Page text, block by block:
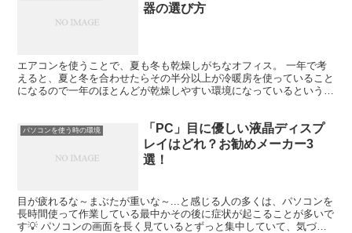
器の選び方
エアコンを使うことで、夏も冬も乾燥しがちなオフィス。 一年で考
えると、夏と冬を合わせたらその半分以上が冷暖房を使っていること
になるので一年のほとんどが乾燥しやすい環境になっているというこ
パソコンを使う時の環境
「PC」目に優しい液晶ディスプ
レイはどれ？お勧めメーカー3
選！
目が疲れるな～まぶたが重いな～...と感じる人の多くは、パソコンを
長時間使って作業している最中かその後に症状が起こることが多いで
す💡 パソコンの画面を長く見ているとずっと集中していて、気づい